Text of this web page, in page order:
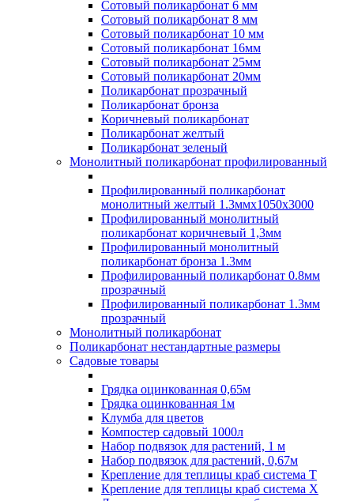
Сотовый поликарбонат 6 мм
Сотовый поликарбонат 8 мм
Сотовый поликарбонат 10 мм
Сотовый поликарбонат 16мм
Сотовый поликарбонат 25мм
Сотовый поликарбонат 20мм
Поликарбонат прозрачный
Поликарбонат бронза
Коричневый поликарбонат
Поликарбонат желтый
Поликарбонат зеленый
Монолитный поликарбонат профилированный
Профилированный поликарбонат
монолитный желтый 1.3ммх1050х3000
Профилированный монолитный
поликарбонат коричневый 1,3мм
Профилированный монолитный
поликарбонат бронза 1.3мм
Профилированный поликарбонат 0.8мм
прозрачный
Профилированный поликарбонат 1.3мм
прозрачный
Монолитный поликарбонат
Поликарбонат нестандартные размеры
Садовые товары
Грядка оцинкованная 0,65м
Грядка оцинкованная 1м
Клумба для цветов
Компостер садовый 1000л
Набор подвязок для растений, 1 м
Набор подвязок для растений, 0,67м
Крепление для теплицы краб система Т
Крепление для теплицы краб система Х